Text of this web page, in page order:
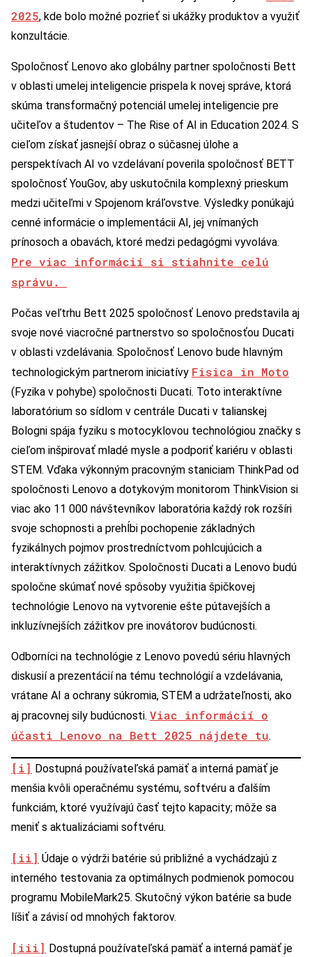
2025, kde bolo možné pozrieť si ukážky produktov a využiť
konzultácie.
Spoločnosť Lenovo ako globálny partner spoločnosti Bett
v oblasti umelej inteligencie prispela k novej správe, ktorá
skúma transformačný potenciál umelej inteligencie pre
učiteľov a študentov – The Rise of AI in Education 2024. S
cieľom získať jasnejší obraz o súčasnej úlohe a
perspektívach AI vo vzdelávaní poverila spoločnosť BETT
spoločnosť YouGov, aby uskutočnila komplexný prieskum
medzi učiteľmi v Spojenom kráľovstve. Výsledky ponúkajú
cenné informácie o implementácii AI, jej vnímaných
prínosoch a obavách, ktoré medzi pedagógmi vyvoláva.
Pre viac informácií si stiahnite celú
správu.
Počas veľtrhu Bett 2025 spoločnosť Lenovo predstavila aj
svoje nové viacročné partnerstvo so spoločnosťou Ducati
v oblasti vzdelávania. Spoločnosť Lenovo bude hlavným
technologickým partnerom iniciatívy Fisica in Moto
(Fyzika v pohybe) spoločnosti Ducati. Toto interaktívne
laboratórium so sídlom v centrále Ducati v talianskej
Bologni spája fyziku s motocyklovou technológiou značky s
cieľom inšpirovať mladé mysle a podporiť kariéru v oblasti
STEM. Vďaka výkonným pracovným staniciam ThinkPad od
spoločnosti Lenovo a dotykovým monitorom ThinkVision si
viac ako 11 000 návštevníkov laboratória každý rok rozšíri
svoje schopnosti a prehĺbi pochopenie základných
fyzikálnych pojmov prostredníctvom pohlcujúcich a
interaktívnych zážitkov. Spoločnosti Ducati a Lenovo budú
spoločne skúmať nové spôsoby využitia špičkovej
technológie Lenovo na vytvorenie ešte pútavejších a
inkluzívnejších zážitkov pre inovátorov budúcnosti.
Odborníci na technológie z Lenovo povedú sériu hlavných
diskusií a prezentácií na tému technológií a vzdelávania,
vrátane AI a ochrany súkromia, STEM a udržateľnosti, ako
aj pracovnej sily budúcnosti. Viac informácií o
účasti Lenovo na Bett 2025 nájdete tu.
[i] Dostupná používateľská pamäť a interná pamäť je
menšia kvôli operačnému systému, softvéru a ďalším
funkciám, ktoré využívajú časť tejto kapacity; môže sa
meniť s aktualizáciami softvéru.
[ii] Údaje o výdrži batérie sú približné a vychádzajú z
interného testovania za optimálnych podmienok pomocou
programu MobileMark25. Skutočný výkon batérie sa bude
líšiť a závisí od mnohých faktorov.
[iii] Dostupná používateľská pamäť a interná pamäť je